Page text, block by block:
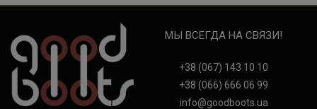
МЫ ВСЕГДА НА СВЯЗИ!
+38 (067) 143 10 10
+38 (066) 666 06 99
info@goodboots.ua